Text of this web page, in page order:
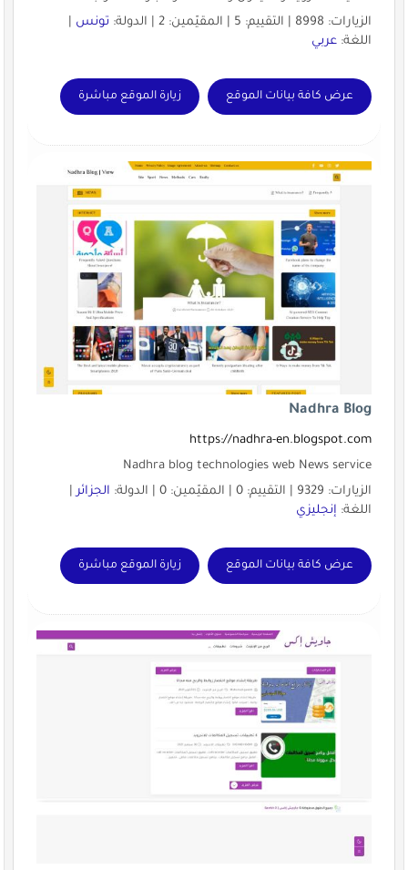
الزيارات: 8998 | التقييم: 5 | المقيّمين: 2 | الدولة:
تونس |
اللغة: عربي
عرض كافة بيانات الموقع زيارة الموقع مباشرة
Nadhra Blog
https://nadhra-en.blogspot.com
Nadhra blog technologies web News service
الزيارات: 9329 | التقييم: 0 | المقيّمين: 0 | الدولة:
الجزائر|
اللغة: إنجليزي
عرض كافة بيانات الموقع زيارة الموقع مباشرة